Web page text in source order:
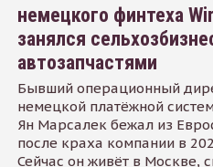
немецкого финтеха
занялся
автозапчастями
Бывший операционный
немецкой платёжной
Ян Марсалек бежал из
после краха компании в
Сейчас он живёт в Москве,